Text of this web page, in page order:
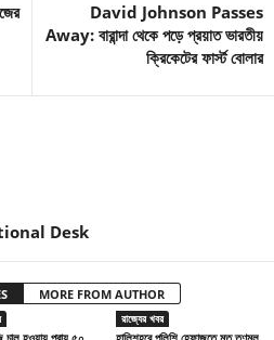
David Johnson Passes
Away: বারান্দা থেকে পড়ে প্রয়াত ভারতীয়
ক্রিকেটের ফার্স্ট বোলার
Desk
MORE FROM AUTHOR
রাজ্যের খবর